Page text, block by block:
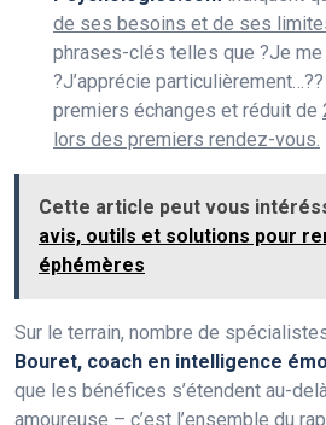
de ses besoins et de ses
phrases-clés telles que ?Je me
?J’apprécie
premiers échanges et réduit de
lors des premiers rendez-vous.
Cette article peut vous
avis, outils et solutions pour
éphémères
Sur le terrain, nombre de
Bouret, coach en intelligence
que les bénéfices s’étendent au-
amoureuse – c’est l’ensemble du